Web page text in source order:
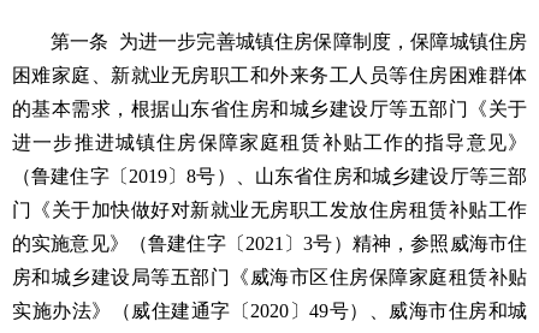
第一条 为进一步完善城镇住房保障制度，保障城镇住房
困难家庭、新就业无房职工和外来务工人员等住房困难群体
的基本需求，根据山东省住房和城乡建设厅等五部门《关于
进一步推进城镇住房保障家庭租赁补贴工作的指导意见》
（鲁建住字〔2019〕8号）、山东省住房和城乡建设厅等三部
门《关于加快做好对新就业无房职工发放住房租赁补贴工作
的实施意见》（鲁建住字〔2021〕3号）精神，参照威海市住
房和城乡建设局等五部门《威海市区住房保障家庭租赁补贴
实施办法》（威住建通字〔2020〕49号）、威海市住房和城